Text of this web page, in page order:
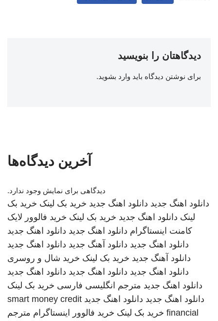
دیدگاهتان را بنویسید
برای نوشتن دیدگاه باید وارد بشوید.
آخرین دیدگاه‌ها
دیدگاهی برای نمایش وجود ندارد.
دانلود اهنگ جدید دانلود اهنگ جدید خرید بک لینک خرید بک
لینک دانلود اهنگ جدید خرید بک لینک خرید فالوور لایک
کامنت اینستاگرام دانلود اهنگ جدید دانلود اهنگ جدید
دانلود اهنگ جدید دانلود آهنگ جدید دانلود اهنگ جدید
دانلود آهنگ جدید خرید بک لینک خرید شال و روسری
دانلود اهنگ جدید دانلود اهنگ جدید دانلود اهنگ جدید
دانلود اهنگ جدید مترجم انگلیسی فارسی خرید بک لینک
دانلود اهنگ جدید دانلود اهنگ جدید smart money credit
financial خرید بک لینک خرید فالوور اینستاگرام مترجم